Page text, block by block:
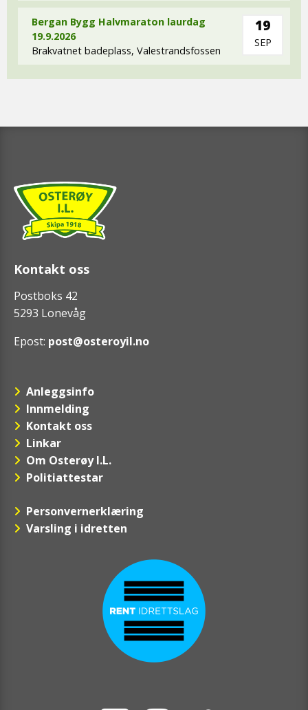
Bergan Bygg Halvmaraton laurdag
19.9.2026
Brakvatnet badeplass, Valestrandsfossen
19
SEP
Kontakt oss
Postboks 42
5293 Lonevåg
Epost: post@osteroyil.no
Anleggsinfo
Innmelding
Kontakt oss
Linkar
Om Osterøy I.L.
Politiattestar
Personvernerklæring
Varsling i idretten